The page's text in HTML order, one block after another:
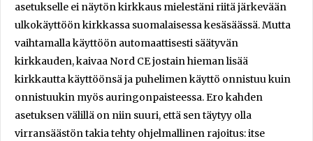
asetukselle ei näytön kirkkaus mielestäni riitä järkevään
ulkokäyttöön kirkkassa suomalaisessa kesäsäässä. Mutta
vaihtamalla käyttöön automaattisesti säätyvän
kirkkauden, kaivaa Nord CE jostain hieman lisää
kirkkautta käyttöönsä ja puhelimen käyttö onnistuu kuin
onnistuukin myös auringonpaisteessa. Ero kahden
asetuksen välillä on niin suuri, että sen täytyy olla
virransäästön takia tehty ohjelmallinen rajoitus: itse